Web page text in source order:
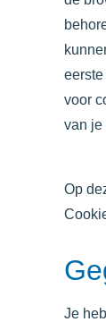
voor
van je
Op
Je